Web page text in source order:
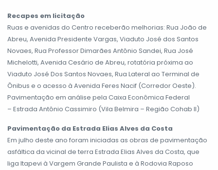
Recapes em licitação
Ruas e avenidas do Centro receberão melhorias: Rua João de
Abreu, Avenida Presidente Vargas, Viaduto José dos Santos
Novaes, Rua Professor Dimarães Antônio Sandei, Rua José
Michelotti, Avenida Cesário de Abreu, rotatória próxima ao
Viaduto José Dos Santos Novaes, Rua Lateral ao Terminal de
Ônibus e o acesso à Avenida Feres Nacif (Corredor Oeste).
Pavimentação em análise pela Caixa Econômica Federal
– Estrada Antônio Cassimiro (Vila Belmira – Região Cohab II)
Pavimentação da Estrada Elias Alves da Costa
Em julho deste ano foram iniciadas as obras de pavimentação
asfáltica da vicinal de terra Estrada Elias Alves da Costa, que
liga Itapevi à Vargem Grande Paulista e à Rodovia Raposo